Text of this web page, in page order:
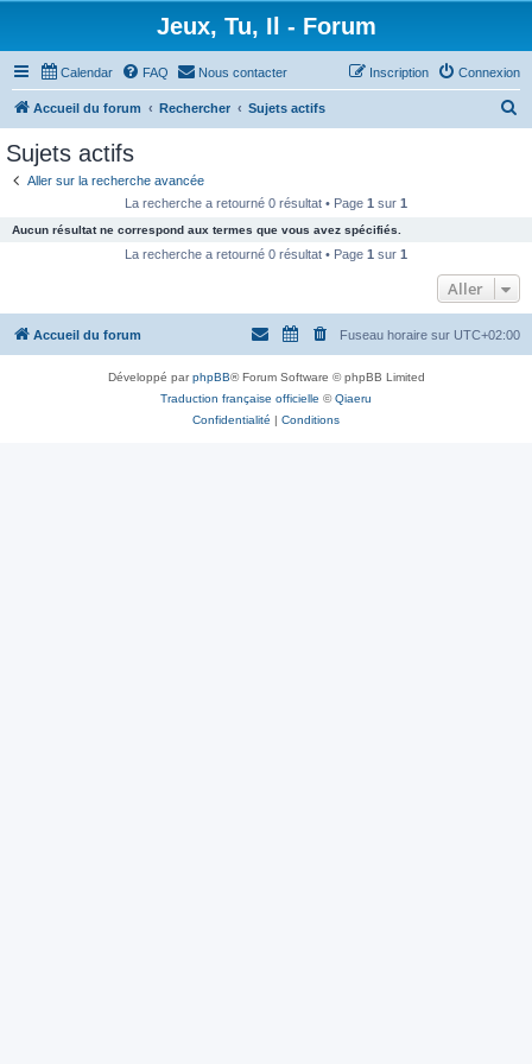
Jeux, Tu, Il - Forum
Calendar FAQ Nous contacter Connexion
Inscription
Accueil du forum Rechercher Sujets actifs
c
e
Sujets actifs
Aller sur la recherche avancée
La recherche a retourné 0 résultat • Page 1 sur 1
Aucun résultat ne correspond aux termes que vous avez spécifiés.
La recherche a retourné 0 résultat • Page 1 sur 1
Aller
Accueil du forum Fuseau horaire sur UTC+02:00
Développé parphpBB® Forum Software © phpBB Limited
Traduction française officielle ©Qiaeru
Confidentialité | Conditions